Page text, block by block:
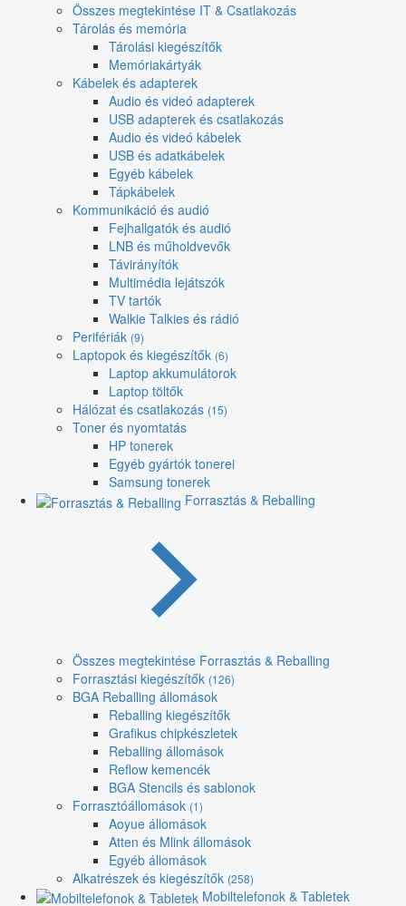
Összes megtekintése IT & Csatlakozás
Tárolás és memória
Tárolási kiegészítők
Memóriakártyák
Kábelek és adapterek
Audio és videó adapterek
USB adapterek és csatlakozás
Audio és videó kábelek
USB és adatkábelek
Egyéb kábelek
Tápkábelek
Kommunikáció és audió
Fejhallgatók és audió
LNB és műholdvevők
Távirányítók
Multimédia lejátszók
TV tartók
Walkie Talkies és rádió
Perifériák (9)
Laptopok és kiegészítők (6)
Laptop akkumulátorok
Laptop töltők
Hálózat és csatlakozás (15)
Toner és nyomtatás
HP tonerek
Egyéb gyártók tonerei
Samsung tonerek
Forrasztás & Reballing
Összes megtekintése Forrasztás & Reballing
Forrasztási kiegészítők (126)
BGA Reballing állomások
Reballing kiegészítők
Grafikus chipkészletek
Reballing állomások
Reflow kemencék
BGA Stencils és sablonok
Forrasztóállomások (1)
Aoyue állomások
Atten és Mlink állomások
Egyéb állomások
Alkatrészek és kiegészítők (258)
Mobiltelefonok & Tabletek